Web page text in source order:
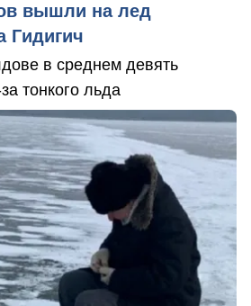
вышли на лед
Гидигич
в среднем девять
тонкого льда